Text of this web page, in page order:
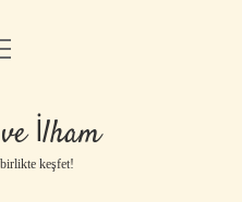
İlham
keşfet!